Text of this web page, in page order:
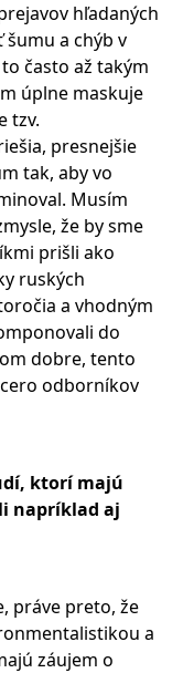
hľadaných
a chýb v
často až takým
úplne maskuje
tzv.
presnejšie
tak, aby vo
Musím
že by sme
prišli ako
ruských
a vhodným
do
dobre, tento
odborníkov
ktorí majú
napríklad aj
práve preto, že
a
záujem o